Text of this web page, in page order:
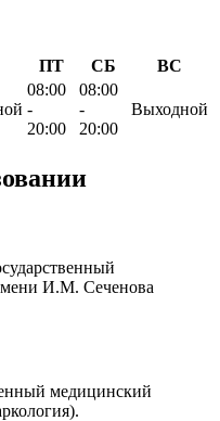
ПТ СБ
ВС
08:00
-
20:00
08:00
-
20:00
Выходной
И.М. Сеченова
медицинский